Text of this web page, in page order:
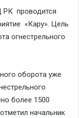
РК проводится
«Кару». Цель
огнестрельного
оборота уже
более 1500
начальник